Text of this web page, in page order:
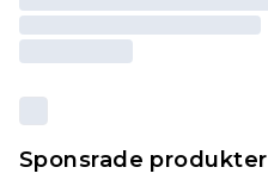
Sponsrade produkter